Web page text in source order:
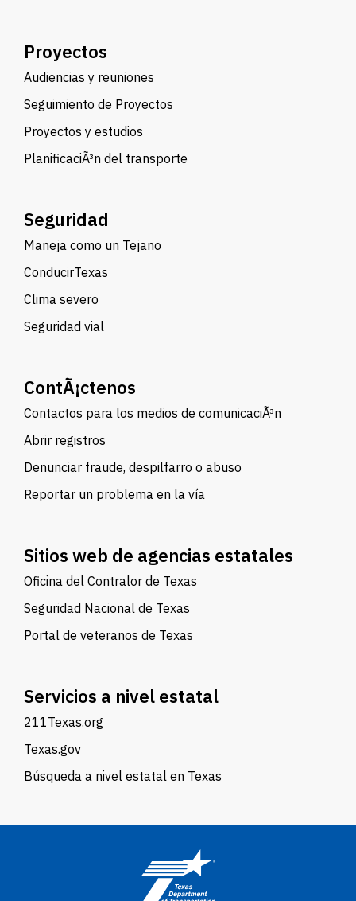
Proyectos
Audiencias y reuniones
Seguimiento de Proyectos
Proyectos y estudios
PlanificaciÃ³n del transporte
Seguridad
Maneja como un Tejano
ConducirTexas
Clima severo
Seguridad vial
ContÃ¡ctenos
Contactos para los medios de comunicaciÃ³n
Abrir registros
Denunciar fraude, despilfarro o abuso
Reportar un problema en la vía
Sitios web de agencias estatales
Oficina del Contralor de Texas
Seguridad Nacional de Texas
Portal de veteranos de Texas
Servicios a nivel estatal
211Texas.org
Texas.gov
Búsqueda a nivel estatal en Texas